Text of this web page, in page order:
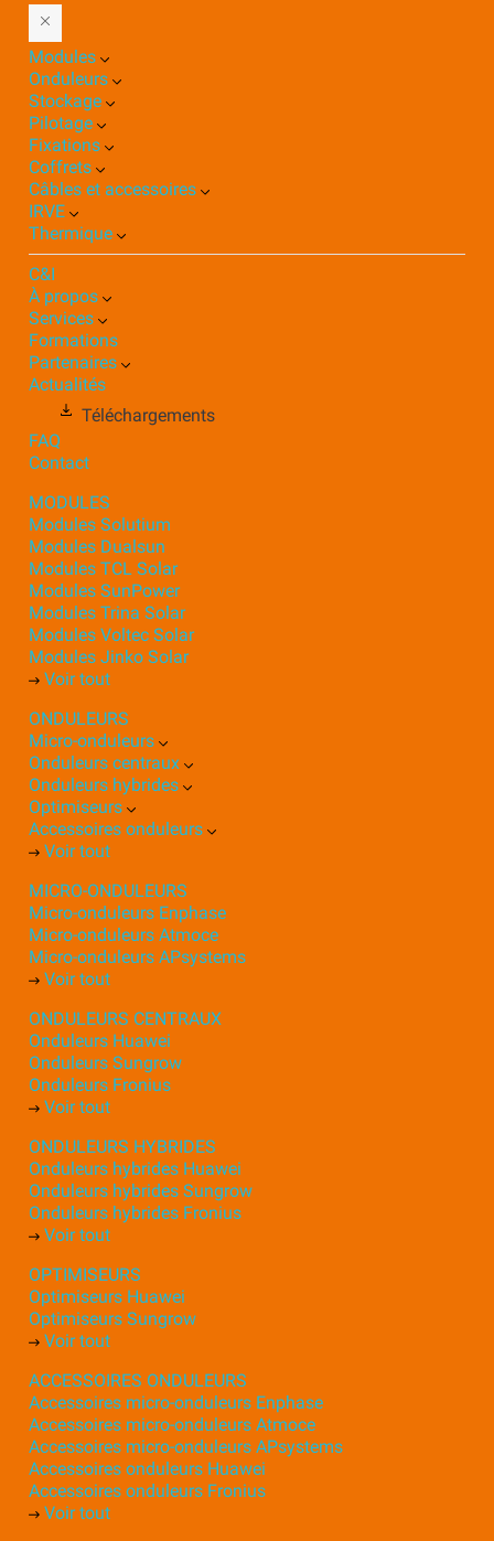
Modules
Onduleurs
Stockage
Pilotage
Fixations
Coffrets
Câbles et accessoires
IRVE
Thermique
C&I
À propos
Services
Formations
Partenaires
Actualités
Téléchargements
FAQ
Contact
MODULES
Modules Solutium
Modules Dualsun
Modules TCL Solar
Modules SunPower
Modules Trina Solar
Modules Voltec Solar
Modules Jinko Solar
Voir tout
ONDULEURS
Micro-onduleurs
Onduleurs centraux
Onduleurs hybrides
Optimiseurs
Accessoires onduleurs
Voir tout
MICRO-ONDULEURS
Micro-onduleurs Enphase
Micro-onduleurs Atmoce
Micro-onduleurs APsystems
Voir tout
ONDULEURS CENTRAUX
Onduleurs Huawei
Onduleurs Sungrow
Onduleurs Fronius
Voir tout
ONDULEURS HYBRIDES
Onduleurs hybrides Huawei
Onduleurs hybrides Sungrow
Onduleurs hybrides Fronius
Voir tout
OPTIMISEURS
Optimiseurs Huawei
Optimiseurs Sungrow
Voir tout
ACCESSOIRES ONDULEURS
Accessoires micro-onduleurs Enphase
Accessoires micro-onduleurs Atmoce
Accessoires micro-onduleurs APsystems
Accessoires onduleurs Huawei
Accessoires onduleurs Fronius
Voir tout